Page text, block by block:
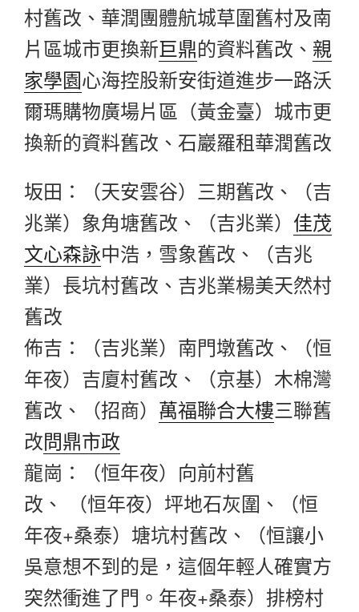
村舊改、華潤團體航城草圍舊村及南
片區城市更換新巨鼎的資料舊改、 親
家學園心海控股新安街道進步一路沃
爾瑪購物廣場片區（黃金臺）城市更
換新的資料舊改、石巖羅租華潤舊改
坂田：（天安雲谷）三期舊改、（吉
兆業）象角塘舊改、（吉兆業） 佳茂
文心森詠中浩，雪象舊改、（吉兆
業）長坑村舊改、吉兆業楊美天然村
舊改
佈吉：（吉兆業）南門墩舊改、（恒
年夜）吉廈村舊改、（京基）木棉灣
舊改、（招商） 萬福聯合大樓三聯舊
改問鼎市政
龍崗：（恒年夜）向前村舊
改、 （恒年夜）坪地石灰圍、（恒
年夜+桑泰）塘坑村舊改、（恒讓小
吳意想不到的是，這個年輕人確實方
突然衝進了門。年夜+桑泰）排榜村